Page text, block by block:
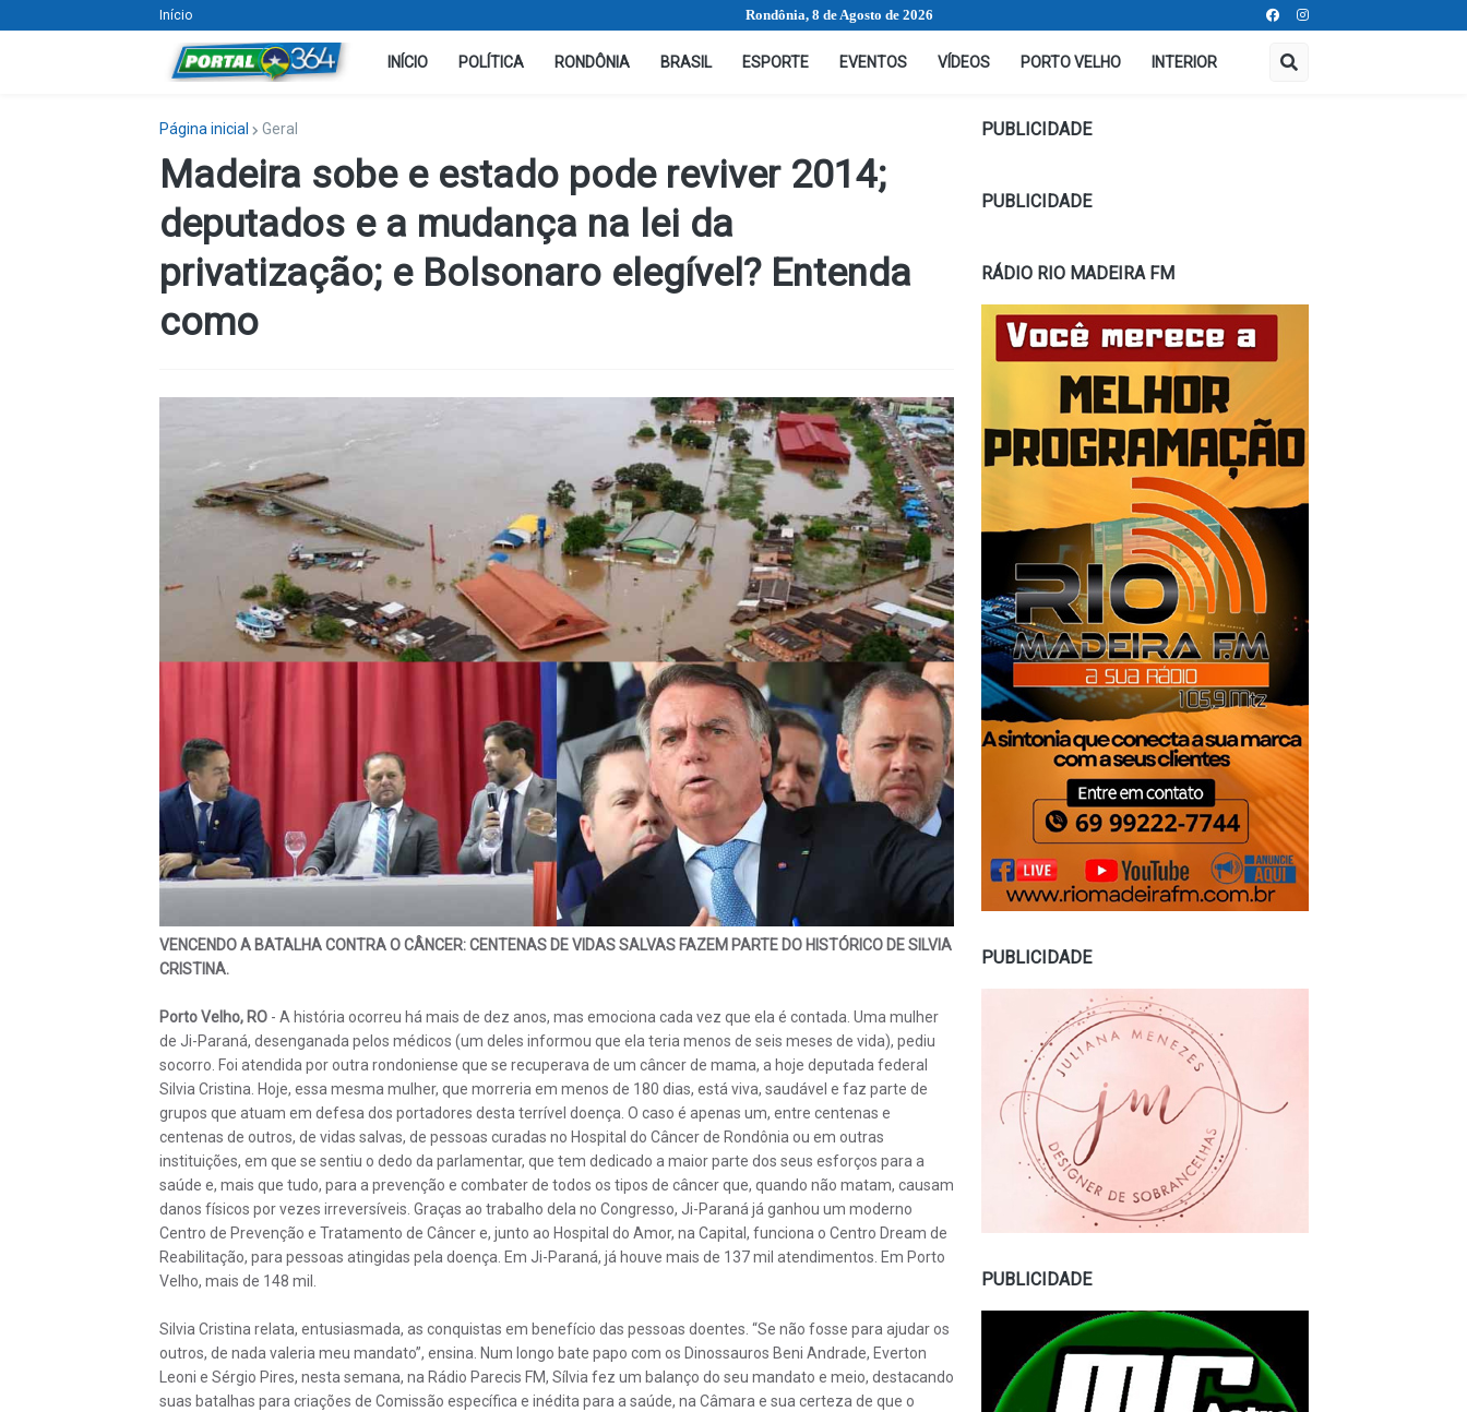
Início Rondônia, 8 de Agosto de 2026
INÍCIO POLÍTICA RONDÔNIA BRASIL ESPORTE EVENTOS VÍDEOS PORTO VELHO INTERIOR
Página inicial Geral
Madeira sobe e estado pode reviver 2014;
deputados e a mudança na lei da
privatização; e Bolsonaro elegível? Entenda
como
VENCENDO A BATALHA CONTRA O CÂNCER: CENTENAS DE VIDAS SALVAS FAZEM PARTE DO HISTÓRICO DE SILVIA
CRISTINA.
Porto Velho, RO- A história ocorreu há mais de dez anos, mas emociona cada vez que ela é contada. Uma mulher
de Ji-Paraná, desenganada pelos médicos (um deles informou que ela teria menos de seis meses de vida), pediu
socorro. Foi atendida por outra rondoniense que se recuperava de um câncer de mama, a hoje deputada federal
Silvia Cristina. Hoje, essa mesma mulher, que morreria em menos de 180 dias, está viva, saudável e faz parte de
grupos que atuam em defesa dos portadores desta terrível doença. O caso é apenas um, entre centenas e
centenas de outros, de vidas salvas, de pessoas curadas no Hospital do Câncer de Rondônia ou em outras
instituições, em que se sentiu o dedo da parlamentar, que tem dedicado a maior parte dos seus esforços para a
saúde e, mais que tudo, para a prevenção e combater de todos os tipos de câncer que, quando não matam, causam
danos físicos por vezes irreversíveis. Graças ao trabalho dela no Congresso, Ji-Paraná já ganhou um moderno
Centro de Prevenção e Tratamento de Câncer e, junto ao Hospital do Amor, na Capital, funciona o Centro Dream de
Reabilitação, para pessoas atingidas pela doença. Em Ji-Paraná, já houve mais de 137 mil atendimentos. Em Porto
Velho, mais de 148 mil.
Silvia Cristina relata, entusiasmada, as conquistas em benefício das pessoas doentes. “Se não fosse para ajudar os
outros, de nada valeria meu mandato”, ensina. Num longo bate papo com os Dinossauros Beni Andrade, Everton
Leoni e Sérgio Pires, nesta semana, na Rádio Parecis FM, Sílvia fez um balanço do seu mandato e meio, destacando
suas batalhas para criações de Comissão específica e inédita para a saúde, na Câmara e sua certeza de que o
PUBLICIDADE
PUBLICIDADE
RÁDIO RIO MADEIRA FM
PUBLICIDADE
PUBLICIDADE